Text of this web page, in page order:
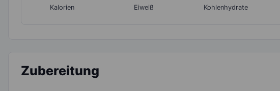
Kalorien Eiweiß Kohlenhydrate
Zubereitung